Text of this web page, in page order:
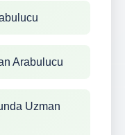
Arabulucu
Uzman